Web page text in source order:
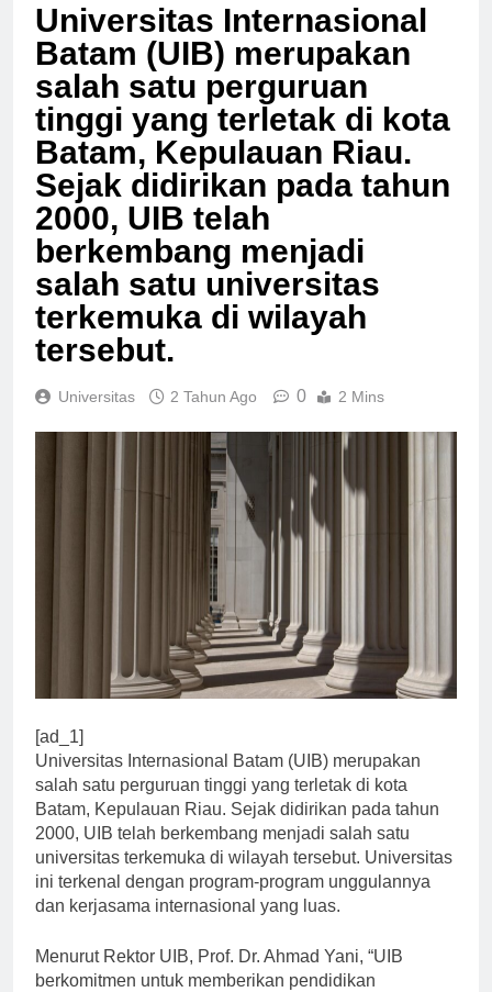
Universitas Internasional
Batam (UIB) merupakan
salah satu perguruan
tinggi yang terletak di kota
Batam, Kepulauan Riau.
Sejak didirikan pada tahun
2000, UIB telah
berkembang menjadi
salah satu universitas
terkemuka di wilayah
tersebut.
Universitas 2 Tahun Ago 0 2 Mins
[ad_1]
Universitas Internasional Batam (UIB) merupakan
salah satu perguruan tinggi yang terletak di kota
Batam, Kepulauan Riau. Sejak didirikan pada tahun
2000, UIB telah berkembang menjadi salah satu
universitas terkemuka di wilayah tersebut. Universitas
ini terkenal dengan program-program unggulannya
dan kerjasama internasional yang luas.
Menurut Rektor UIB, Prof. Dr. Ahmad Yani, “UIB
berkomitmen untuk memberikan pendidikan